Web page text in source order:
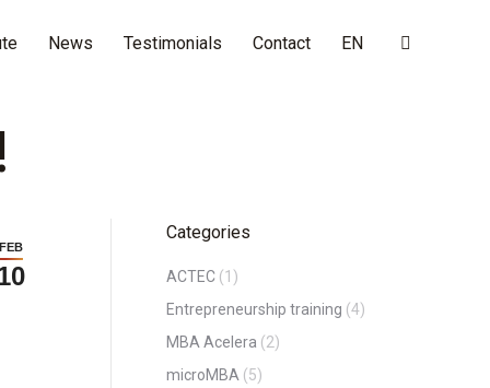
News Testimonials Contact EN Search:
FEB
Categories
ACTEC (1)
Entrepreneurship training (4)
MBA Acelera (2)
microMBA (5)